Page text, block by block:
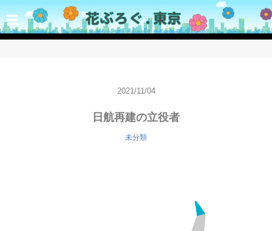
☰
2021/11/04
日航再建の立役者
未分類